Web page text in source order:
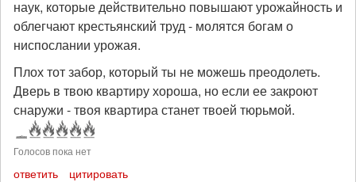
наук, которые действительно повышают урожайность и
облегчают крестьянский труд - молятся богам о
ниспослании урожая.
Плох тот забор, который ты не можешь преодолеть.
Дверь в твою квартиру хороша, но если ее закроют
снаружи - твоя квартира станет твоей тюрьмой.
Голосов пока нет
ответить цитировать